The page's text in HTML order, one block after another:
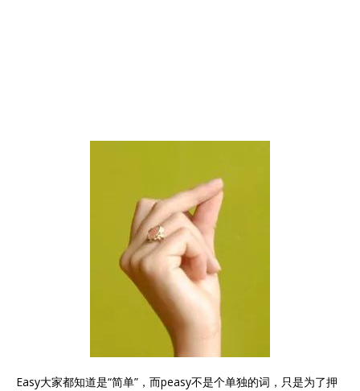
Easy大家都知道是“简单”，而peasy不是个单独的词，只是为了押